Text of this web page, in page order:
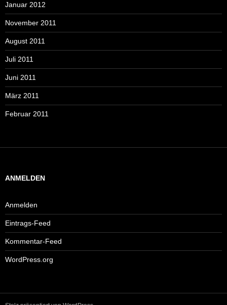
Januar 2012
November 2011
August 2011
Juli 2011
Juni 2011
März 2011
Februar 2011
ANMELDEN
Anmelden
Eintrags-Feed
Kommentar-Feed
WordPress.org